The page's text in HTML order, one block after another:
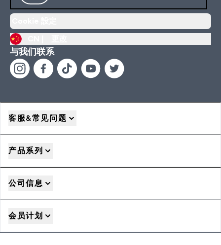
与我们联系
客服&常见问题
产品系列
公司信息
会员计划